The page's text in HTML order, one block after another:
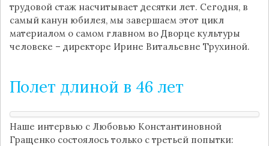
трудовой стаж насчитывает десятки лет. Сегодня, в
самый канун юбилея, мы завершаем этот цикл
материалом о самом главном во Дворце культуры
человеке – директоре Ирине Витальевне Трухиной.
Полет длиной в 46 лет
Наше интервью с Любовью Константиновной
Гращенко состоялось только с третьей попытки: